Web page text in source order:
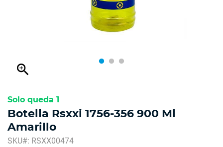
zoom_in
Solo queda 1
Botella Rsxxi 1756-356 900 Ml
Amarillo
SKU#: RSXX00474